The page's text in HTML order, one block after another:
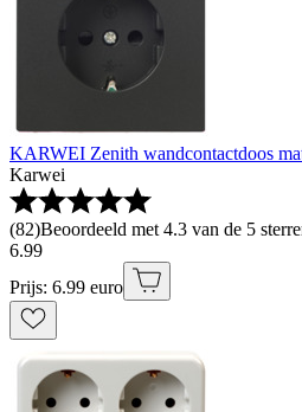
KARWEI Zenith wandcontactdoos
Karwei
(82)Beoordeeld met 4.3 van de 5
6.99
Prijs: 6.99 euro